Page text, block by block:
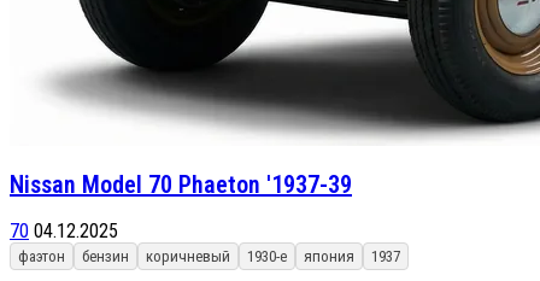
Nissan Model 70 Phaeton '1937-39
70 04.12.2025
фаэтон бензин коричневый 1930-е япония 1937